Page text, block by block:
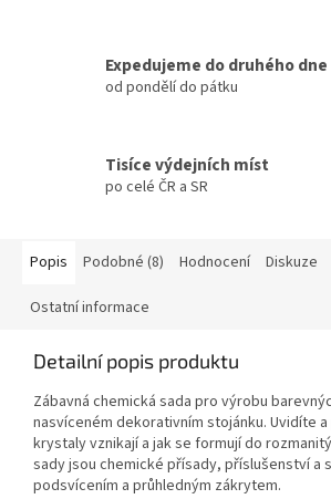
Expedujeme do druhého dne
od pondělí do pátku
Tisíce výdejních míst
po celé ČR a SR
Popis Podobné (8) Hodnocení Diskuze
Ostatní informace
Detailní popis produktu
Zábavná chemická sada pro výrobu
nasvíceném dekorativním stojánku. Uvidíte
krystaly vznikají a jak se formují do
sady jsou chemické přísady, příslušenství a
podsvícením a průhledným zákrytem.